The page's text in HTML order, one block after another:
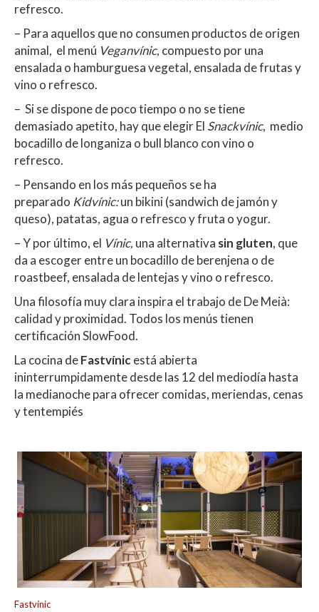
refresco.
– Para aquellos que no consumen productos de origen
animal, el menú Veganvínic, compuesto por una
ensalada o hamburguesa vegetal, ensalada de frutas y
vino o refresco.
– Si se dispone de poco tiempo o no se tiene
demasiado apetito, hay que elegir El Snackvínic, medio
bocadillo de longaniza o bull blanco con vino o
refresco.
– Pensando en los más pequeños se ha
preparado Kidvínic:un bikini (sandwich de jamón y
queso), patatas, agua o refresco y fruta o yogur.
– Y por último, el Vínic, una alternativa sin gluten, que
da a escoger entre un bocadillo de berenjena o de
roastbeef, ensalada de lentejas y vino o refresco.
Una filosofía muy clara inspira el trabajo de De Meià:
calidad y proximidad. Todos los menús tienen
certificación SlowFood.
La cocina deFastvínicestá abierta
ininterrumpidamente desde las 12 del mediodía hasta
la medianoche para ofrecer comidas, meriendas, cenas
y tentempiés
Fastvínic